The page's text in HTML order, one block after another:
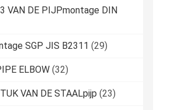
VAN DE PIJPmontage DIN
SGP JIS B2311 (29)
ELBOW (32)
VAN DE STAALpijp (23)